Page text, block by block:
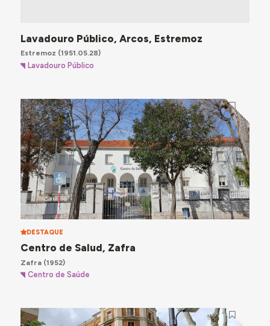
Lavadouro Público, Arcos, Estremoz
Estremoz (1951.05.28)
Lavadouro Público
DESTAQUE
Centro de Salud, Zafra
Zafra(1952)
Centro de Saúde